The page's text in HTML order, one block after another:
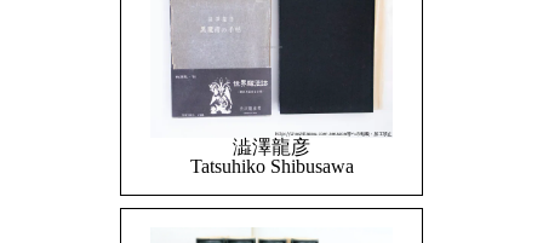
澁澤龍彦
Tatsuhiko Shibusawa